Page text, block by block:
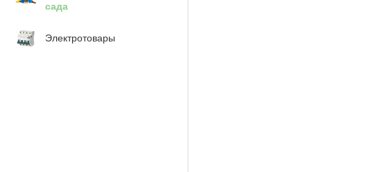
сада
Электротовары